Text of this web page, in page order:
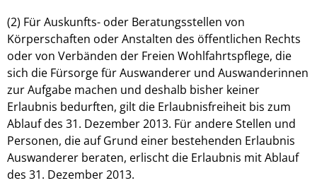
(2) Für Auskunfts- oder Beratungsstellen von
Körperschaften oder Anstalten des öffentlichen Rechts
oder von Verbänden der Freien Wohlfahrtspflege, die
sich die Fürsorge für Auswanderer und Auswanderinnen
zur Aufgabe machen und deshalb bisher keiner
Erlaubnis bedurften, gilt die Erlaubnisfreiheit bis zum
Ablauf des 31. Dezember 2013. Für andere Stellen und
Personen, die auf Grund einer bestehenden Erlaubnis
Auswanderer beraten, erlischt die Erlaubnis mit Ablauf
des 31. Dezember 2013.